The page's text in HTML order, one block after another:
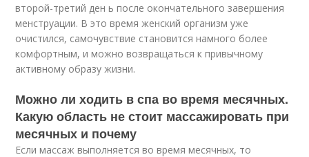
второй-третий ден ь после окончательного завершения
менструации. В это время женский организм уже
очистился, самочувствие становится намного более
комфортным, и можно возвращаться к привычному
активному образу жизни.
Можно ли ходить в спа во время месячных.
Какую область не стоит массажировать при
месячных и почему
Если массаж выполняется во время месячных, то